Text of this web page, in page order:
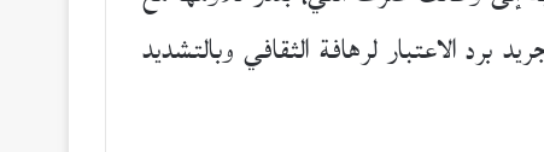
برد الاعتبار لرهافة الثقافي وبالتشديد